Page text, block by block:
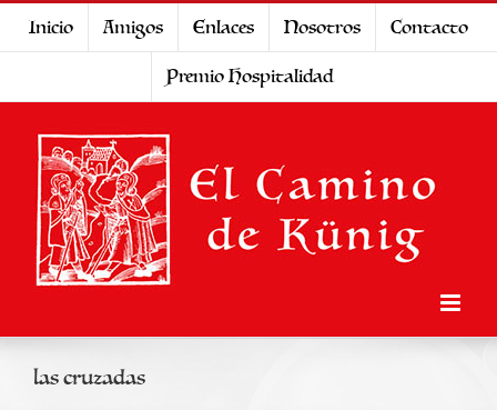
Inicio Amigos Enlaces Nosotros
Contacto
Premio Hospitalidad
las cruzadas